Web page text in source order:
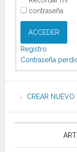
contraseña
ACCEDER
Registro
Contraseña
CREAR